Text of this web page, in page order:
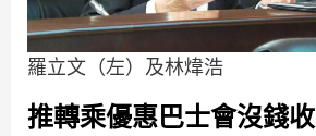
羅立文（左）及林煒浩
推轉乘優惠巴士會沒錢收